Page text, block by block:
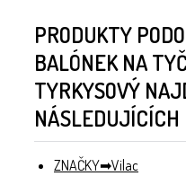
PRODUKTY
BALÓNEK NA
TYRKYSOVÝ
NÁSLEDUJÍCÍCH
ZNAČKY Vilac